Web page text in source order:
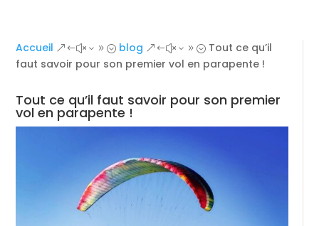
Accueil &#x39; blog &#x39; Tout ce qu’il
faut savoir pour son premier vol en parapente !
Tout ce qu’il faut savoir pour son premier
vol en parapente !